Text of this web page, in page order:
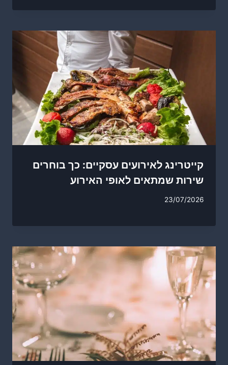
קייטרינג לאירועים עסקיים: כך בוחרים
שירות שמתאים לאופי האירוע
23/07/2026